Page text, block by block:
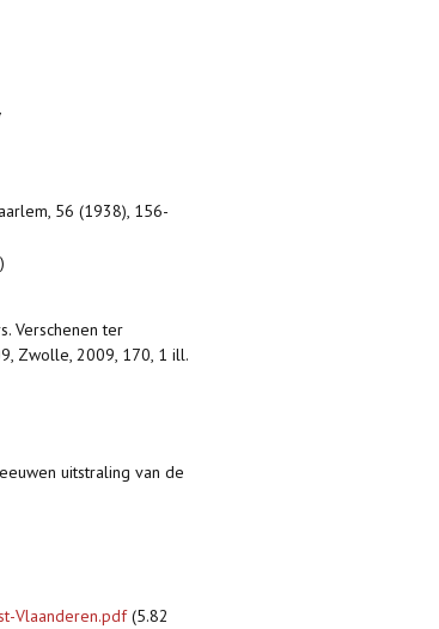
56 (1938), 156-
Verschenen ter
Zwolle, 2009, 170, 1 ill.
uitstraling van de
Vlaanderen.pdf(5.82